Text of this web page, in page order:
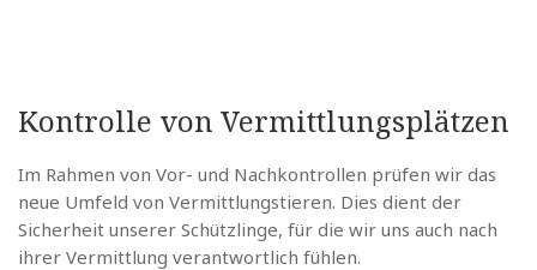
Kontrolle von Vermittlungsplätzen
Im Rahmen von Vor- und Nachkontrollen prüfen wir das
neue Umfeld von Vermittlungstieren. Dies dient der
Sicherheit unserer Schützlinge, für die wir uns auch nach
ihrer Vermittlung verantwortlich fühlen.